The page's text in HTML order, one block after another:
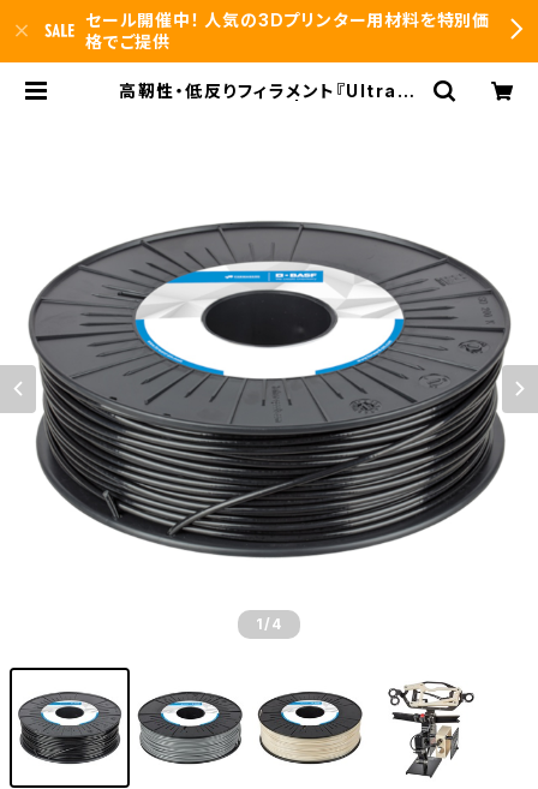
セール開催中！ 人気の3Dプリンター用材料を特別価
格でご提供
高靭性・低反りフィラメント『Ultrafu
1 /4